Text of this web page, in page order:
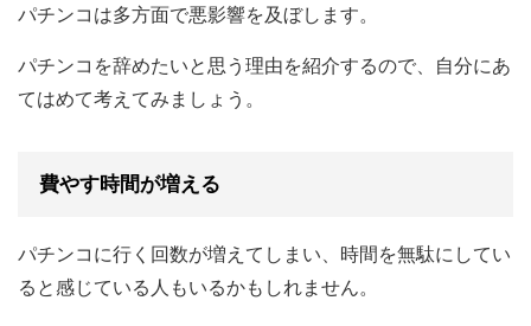
パチンコは多方面で悪影響を及ぼします。
パチンコを辞めたいと思う理由を紹介するので、自分にあ
てはめて考えてみましょう。
費やす時間が増える
パチンコに行く回数が増えてしまい、時間を無駄にしてい
ると感じている人もいるかもしれません。